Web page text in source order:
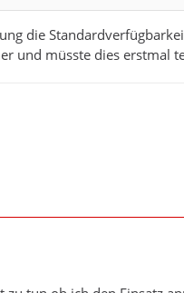
die
und müsste dies erstmal